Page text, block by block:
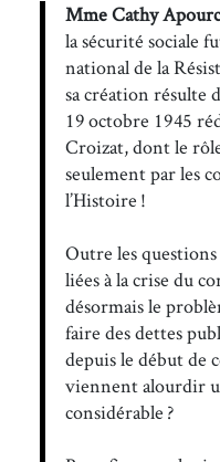
Mme Cathy
la sécurité sociale
national de la
sa création résulte
19 octobre 1945
Croizat, dont le
seulement par les
l’Histoire !
Outre les
liées à la crise du
désormais le
faire des dettes
depuis le début de
viennent alourdir
considérable ?